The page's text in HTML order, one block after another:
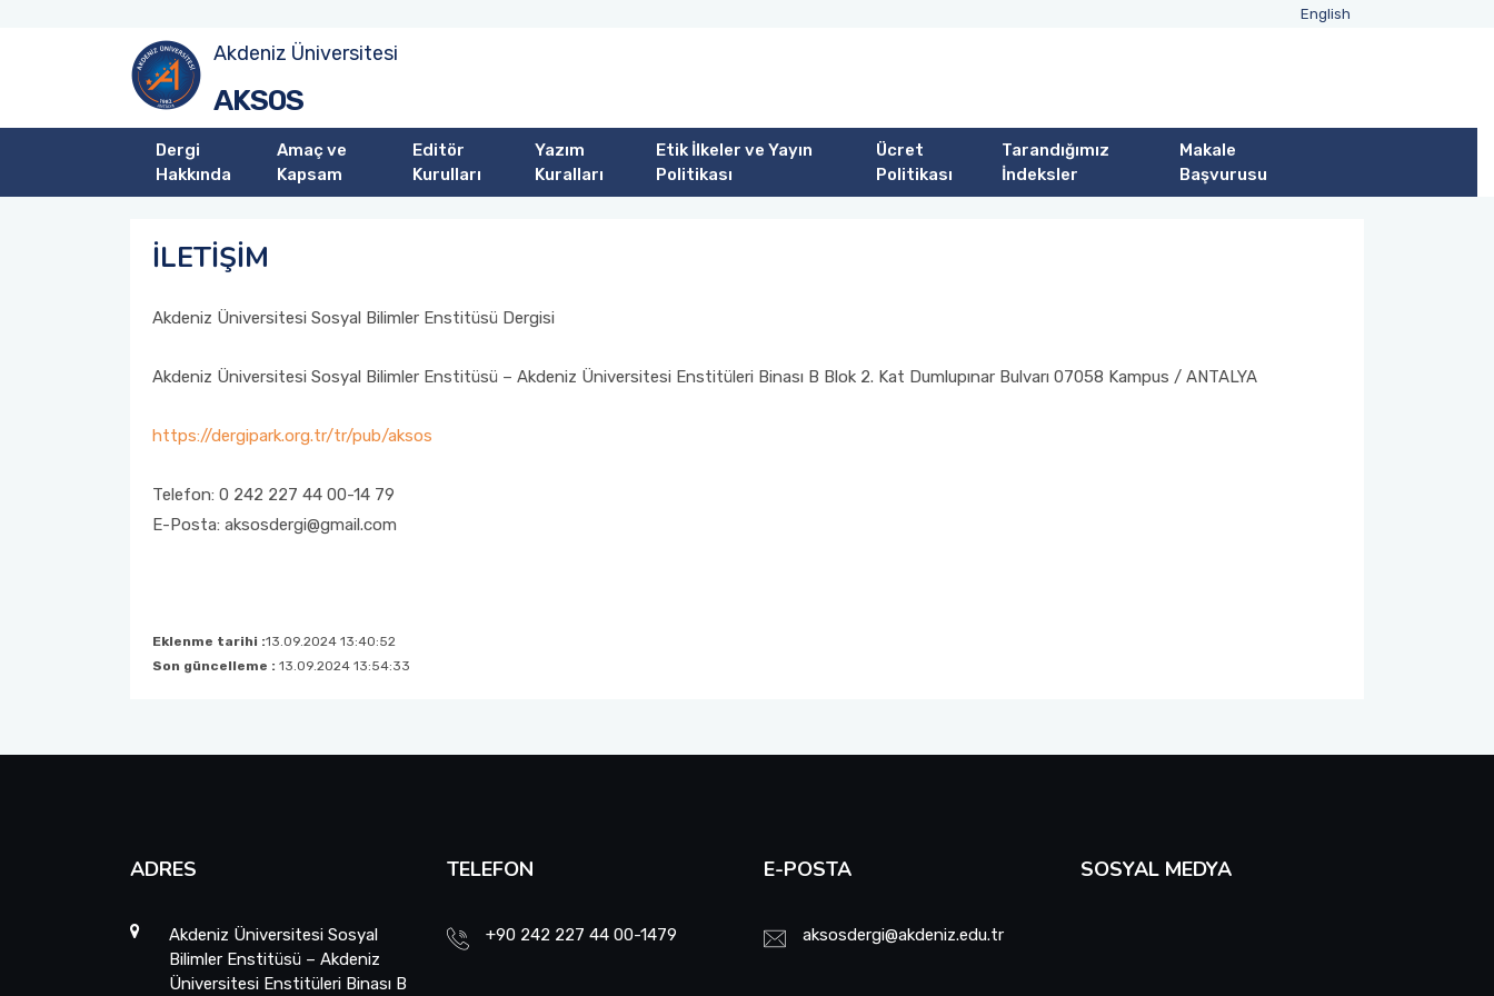
English
Akdeniz Üniversitesi
AKSOS
Dergi
Hakkında
Amaç ve
Kapsam
Editör
Kurulları
Yazım
Kuralları
Etik İlkeler ve Yayın
Politikası
Ücret
Politikası
Tarandığımız
İndeksler
Makale
Başvurusu
İLETİŞİM
Akdeniz Üniversitesi Sosyal Bilimler Enstitüsü Dergisi
Akdeniz Üniversitesi Sosyal Bilimler Enstitüsü – Akdeniz Üniversitesi Enstitüleri Binası B Blok 2. Kat Dumlupınar Bulvarı 07058 Kampus / ANTALYA
https://dergipark.org.tr/tr/pub/aksos
Telefon: 0 242 227 44 00-14 79
E-Posta: aksosdergi@gmail.com
Eklenme tarihi :13.09.2024 13:40:52
Son güncelleme : 13.09.2024 13:54:33
ADRES
Akdeniz Üniversitesi Sosyal
Bilimler Enstitüsü – Akdeniz
Üniversitesi Enstitüleri Binası B
TELEFON
+90 242 227 44 00-1479
E-POSTA
aksosdergi@akdeniz.edu.tr
SOSYAL MEDYA